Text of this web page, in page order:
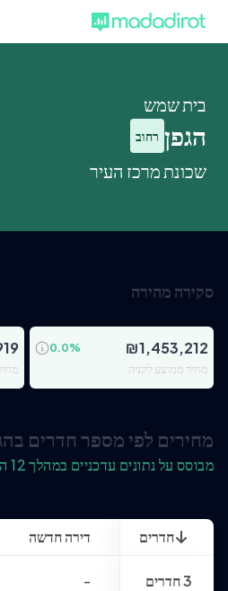
בית שמש
הגפן רחוב
שכונת מרכז העיר
סקירה מהירה
₪1,453,212
0.0%
מחיר ממוצע לקניה
מחירים לפי מספר חדרים
מבוסס על נתונים עדכניים במהלך 12 החודשים האחרונים
חדרים דירה חדשה
3 חדרים -